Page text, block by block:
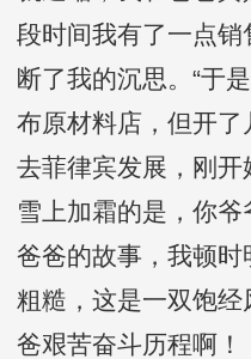
段时间我有了一点销
断了我的沉思。“于
布原材料店，但开了
去菲律宾发展，刚开
雪上加霜的是，你爷
爸爸的故事，我顿
粗糙，这是一双饱
爸艰苦奋斗历程啊！